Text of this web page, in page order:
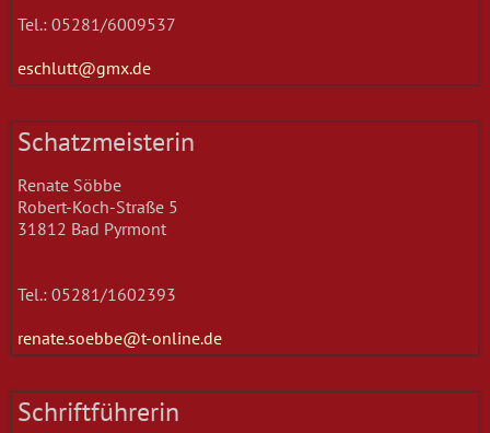
Tel.: 05281/6009537
eschlutt@gmx.de
Schatzmeisterin
Renate Söbbe
Robert-Koch-Straße 5
31812 Bad Pyrmont
Tel.: 05281/1602393
renate.soebbe@t-online.de
Schriftführerin